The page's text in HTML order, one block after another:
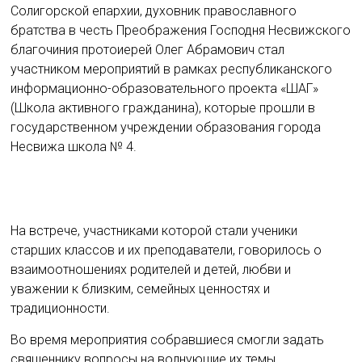
Солигорской епархии, духовник православного
братства в честь Преображения Господня Несвижского
благочиния протоиерей Олег Абрамович стал
участником мероприятий в рамках республиканского
информационно-образовательного проекта «ШАГ»
(Школа активного гражданина), которые прошли в
государственном учреждении образования города
Несвижа школа № 4.
На встрече, участниками которой стали ученики
старших классов и их преподаватели, говорилось о
взаимоотношениях родителей и детей, любви и
уважении к близким, семейных ценностях и
традиционности.
Во время мероприятия собравшиеся смогли задать